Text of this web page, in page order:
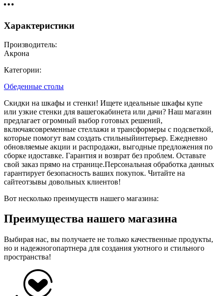
Характеристики
Производитель:
Акрона
Категории:
Обеденные столы
Скидки на шкафы и стенки! Ищете идеальные шкафы купе
или узкие стенки для вашегокабинета или дачи? Наш магазин
предлагает огромный выбор готовых решений,
включаясовременные стеллажи и трансформеры с подсветкой,
которые помогут вам создать стильныйинтерьер. Ежедневно
обновляемые акции и распродажи, выгодные предложения по
сборке идоставке. Гарантия и возврат без проблем. Оставьте
свой заказ прямо на странице.Персональная обработка данных
гарантирует безопасность ваших покупок. Читайте на
сайтеотзывы довольных клиентов!
Вот несколько преимуществ нашего магазина:
Преимущества нашего магазина
Выбирая нас, вы получаете не только качественные продукты,
но и надежногопартнера для создания уютного и стильного
пространства!